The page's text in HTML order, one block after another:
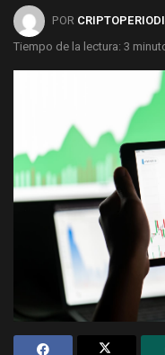
POR
Tiempo de la lectura: 3